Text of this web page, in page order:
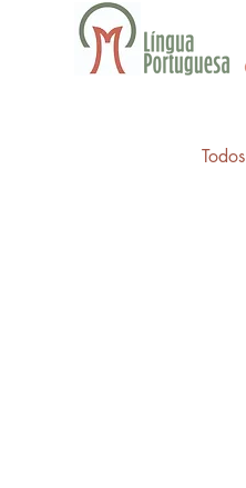
Todos